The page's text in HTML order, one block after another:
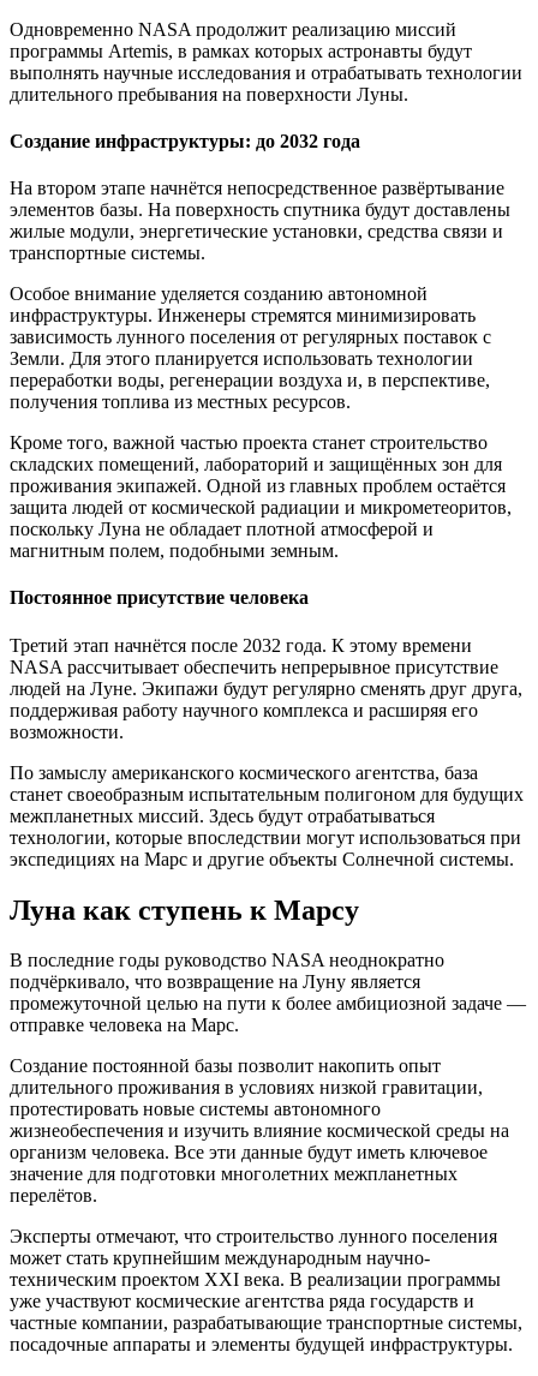
Одновременно NASA продолжит реализацию миссий
программы Artemis, в рамках которых астронавты будут
выполнять научные исследования и отрабатывать технологии
длительного пребывания на поверхности Луны.
Создание инфраструктуры: до 2032 года
На втором этапе начнётся непосредственное развёртывание
элементов базы. На поверхность спутника будут доставлены
жилые модули, энергетические установки, средства связи и
транспортные системы.
Особое внимание уделяется созданию автономной
инфраструктуры. Инженеры стремятся минимизировать
зависимость лунного поселения от регулярных поставок с
Земли. Для этого планируется использовать технологии
переработки воды, регенерации воздуха и, в перспективе,
получения топлива из местных ресурсов.
Кроме того, важной частью проекта станет строительство
складских помещений, лабораторий и защищённых зон для
проживания экипажей. Одной из главных проблем остаётся
защита людей от космической радиации и микрометеоритов,
поскольку Луна не обладает плотной атмосферой и
магнитным полем, подобными земным.
Постоянное присутствие человека
Третий этап начнётся после 2032 года. К этому времени
NASA рассчитывает обеспечить непрерывное присутствие
людей на Луне. Экипажи будут регулярно сменять друг друга,
поддерживая работу научного комплекса и расширяя его
возможности.
По замыслу американского космического агентства, база
станет своеобразным испытательным полигоном для будущих
межпланетных миссий. Здесь будут отрабатываться
технологии, которые впоследствии могут использоваться при
экспедициях на Марс и другие объекты Солнечной системы.
Луна как ступень к Марсу
В последние годы руководство NASA неоднократно
подчёркивало, что возвращение на Луну является
промежуточной целью на пути к более амбициозной задаче —
отправке человека на Марс.
Создание постоянной базы позволит накопить опыт
длительного проживания в условиях низкой гравитации,
протестировать новые системы автономного
жизнеобеспечения и изучить влияние космической среды на
организм человека. Все эти данные будут иметь ключевое
значение для подготовки многолетних межпланетных
перелётов.
Эксперты отмечают, что строительство лунного поселения
может стать крупнейшим международным научно-
техническим проектом XXI века. В реализации программы
уже участвуют космические агентства ряда государств и
частные компании, разрабатывающие транспортные системы,
посадочные аппараты и элементы будущей инфраструктуры.